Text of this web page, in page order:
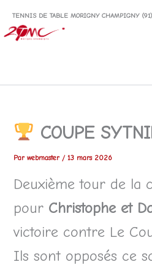
contenu
TENNIS DE TABLE MORIGNY CHAMPIGNY (91)
COUPE
Parwebmaster /13 mars 2026
Deuxième tour de la
pour Christophe et
victoire contre Le
Ils sont opposés ce